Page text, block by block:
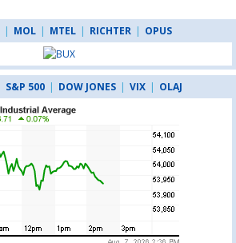
| MOL | MTEL | RICHTER | OPUS
S&P 500 | DOW JONES | VIX | OLAJ